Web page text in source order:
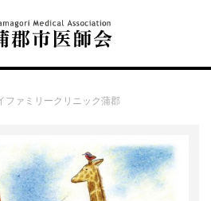
ファミリークリニック蒲郡